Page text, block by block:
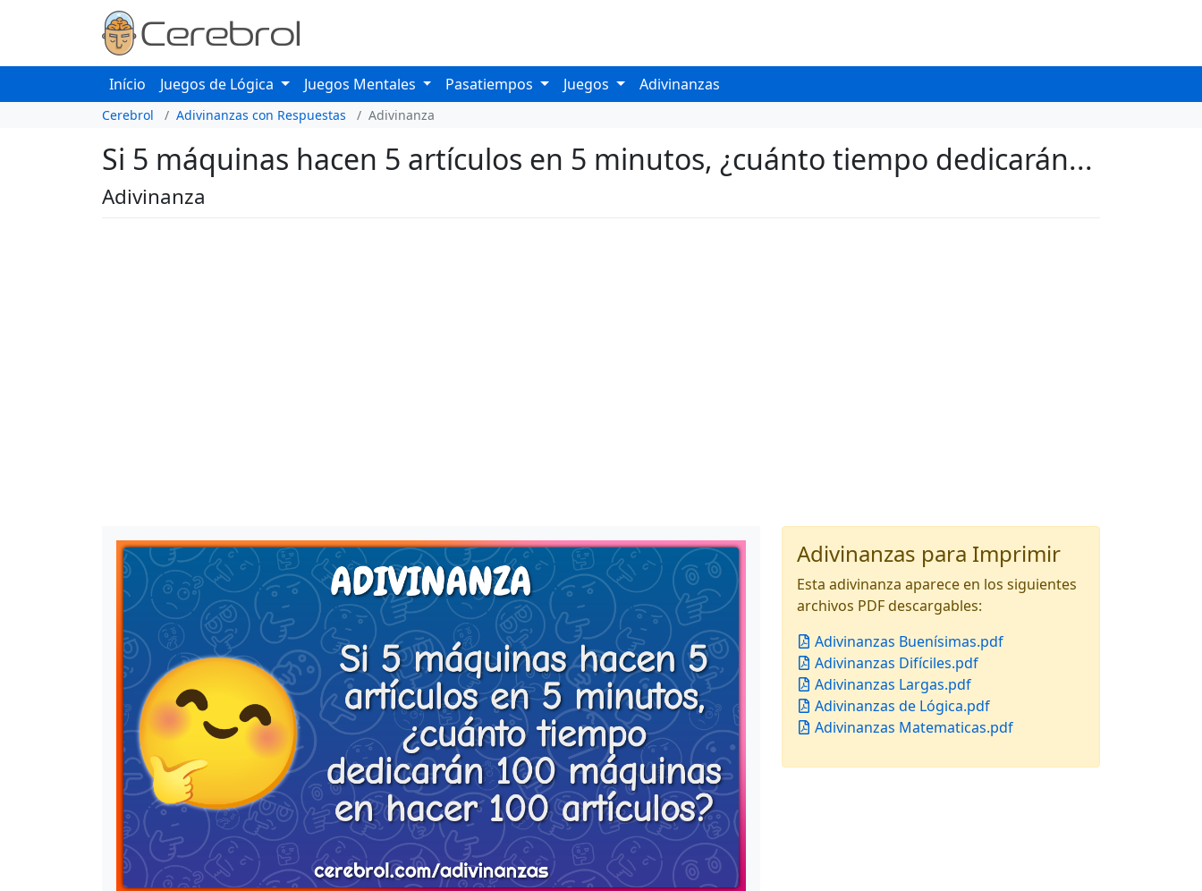
Início Juegos de Lógica Juegos Mentales Pasatiempos Juegos Adivinanzas
Cerebrol Adivinanzas con Respuestas Adivinanza
Si 5 máquinas hacen 5 artículos en 5 minutos, ¿cuánto tiempo dedicarán...
Adivinanza
Adivinanzas para Imprimir
Esta adivinanza aparece en los siguientes
archivos PDF descargables:
Adivinanzas Buenísimas.pdf
Adivinanzas Difíciles.pdf
Adivinanzas Largas.pdf
Adivinanzas de Lógica.pdf
Adivinanzas Matematicas.pdf